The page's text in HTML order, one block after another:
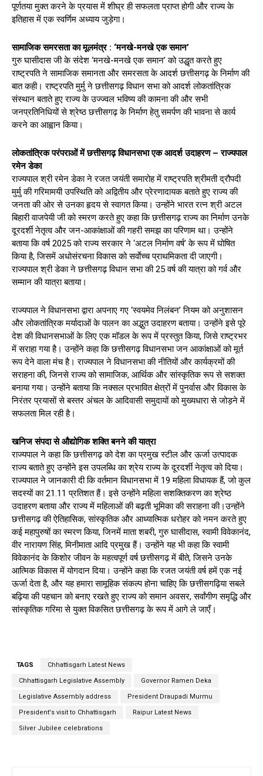
पूर्णतया मुक्त करने के प्रयास में शीघ्र ही सफलता प्राप्त होगी और राज्य के
इतिहास में एक स्वर्णिम अध्याय जुड़ेगा।
सामाजिक समरसता का मूलमंत्र : ‘मनखे-मनखे एक समान’
गुरु घासीदास जी के संदेश ‘मनखे-मनखे एक समान’ को उद्धृत करते हुए
राष्ट्रपति ने सामाजिक समानता और समरसता के आदर्श छत्तीसगढ़ के निर्माण की
बात कही। राष्ट्रपति मुर्मु ने छत्तीसगढ़ विधान सभा को आदर्श लोकतांत्रिक
संस्थान बताते हुए राज्य के उज्ज्वल भविष्य की कामना की और सभी
जनप्रतिनिधियों से श्रेष्ठ छत्तीसगढ़ के निर्माण हेतु समर्पण की भावना से कार्य
करने का आह्वान किया।
लोकतांत्रिक परंपराओं में छत्तीसगढ़ विधानसभा एक आदर्श उदाहरण – राज्यपाल
रमेन डेका
राज्यपाल श्री रमेन डेका ने रजत जयंती समारोह में राष्ट्रपति श्रीमती द्रौपदी
मुर्मु की गरिमामयी उपस्थिति को अद्वितीय और प्रेरणादायक बताते हुए राज्य की
जनता की ओर से उनका हृदय से स्वागत किया। उन्होंने भारत रत्न श्री अटल
बिहारी वाजपेयी जी को स्मरण करते हुए कहा कि छत्तीसगढ़ राज्य का निर्माण उनके
दूरदर्शी नेतृत्व और जन-आकांक्षाओं की गहरी समझ का परिणाम था। उन्होंने
बताया कि वर्ष 2025 को राज्य सरकार ने ‘अटल निर्माण वर्ष’ के रूप में घोषित
किया है, जिसमें अधोसंरचना विकास को सर्वाेच्च प्राथमिकता दी जाएगी।
राज्यपाल श्री डेका ने छत्तीसगढ़ विधान सभा की 25 वर्ष की यात्रा को गर्व और
सम्मान की यात्रा बताया।
राज्यपाल ने विधानसभा द्वारा अपनाए गए ‘स्वयमेव निलंबन’ नियम को अनुशासन
और लोकतांत्रिक मर्यादाओं के पालन का अद्भुत उदाहरण बताया। उन्होंने इसे पूरे
देश की विधानसभाओं के लिए एक मॉडल के रूप में प्रस्तुत किया, जिसे राष्ट्रभर
में सराहा गया है। उन्होंने कहा कि छत्तीसगढ़ विधानसभा जन आकांक्षाओं को मूर्त
रूप देने वाला मंच है। राज्यपाल ने विधानसभा की नीतियों और कार्यक्रमों की
सराहना की, जिनसे राज्य को सामाजिक, आर्थिक और सांस्कृतिक रूप से सशक्त
बनाया गया। उन्होंने बताया कि नक्सल प्रभावित क्षेत्रों में पुनर्वास और विकास के
निरंतर प्रयासों से बस्तर अंचल के आदिवासी समुदायों को मुख्यधारा से जोड़ने में
सफलता मिल रही है।
खनिज संपदा से औद्योगिक शक्ति बनने की यात्रा
राज्यपाल ने कहा कि छत्तीसगढ़ को देश का प्रमुख स्टील और ऊर्जा उत्पादक
राज्य बताते हुए उन्होंने इस उपलब्धि का श्रेय राज्य के दूरदर्शी नेतृत्व को दिया।
राज्यपाल ने जानकारी दी कि वर्तमान विधानसभा में 19 महिला विधायक हैं, जो कुल
सदस्यों का 21.11 प्रतिशत हैं। इसे उन्होंने महिला सशक्तिकरण का श्रेष्ठ
उदाहरण बताया और राज्य में महिलाओं की बढ़ती भूमिका की सराहना की।उन्होंने
छत्तीसगढ़ की ऐतिहासिक, सांस्कृतिक और आध्यात्मिक धरोहर को नमन करते हुए
कई महापुरुषों का स्मरण किया, जिनमें माता शबरी, गुरु घासीदास, स्वामी विवेकानंद,
वीर नारायण सिंह, मिनीमाता आदि प्रमुख हैं। उन्होंने यह भी कहा कि स्वामी
विवेकानंद के किशोर जीवन के महत्वपूर्ण वर्ष छत्तीसगढ़ में बीते, जिसने उनके
आत्मिक विकास में योगदान दिया। उन्होंने कहा कि रजत जयंती वर्ष हमें एक नई
ऊर्जा देता है, और यह हमारा सामूहिक संकल्प होना चाहिए कि छत्तीसगढ़िया सबले
बढ़िया की पहचान को बनाए रखते हुए राज्य को समान अवसर, सर्वांगीण समृद्धि और
सांस्कृतिक गरिमा से युक्त विकसित छत्तीसगढ़ के रूप में आगे ले जाएँ।
TAGS Chhattisgarh Latest News
Chhattisgarh Legislative Assembly Governor Ramen Deka
Legislative Assembly address President Draupadi Murmu
President's visit to Chhattisgarh Raipur Latest News
Silver Jubilee celebrations